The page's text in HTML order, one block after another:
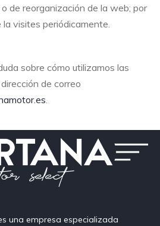
de reorganización de la web; por
visites periódicamente.
sobre cómo utilizamos las
de correo
.
una empresa especializada